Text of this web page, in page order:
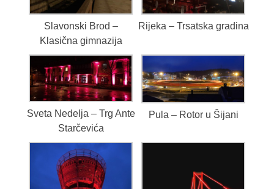
Slavonski Brod –
Klasična gimnazija
Rijeka – Trsatska gradina
Sveta Nedelja – Trg Ante
Starčevića
Pula – Rotor u Šijani